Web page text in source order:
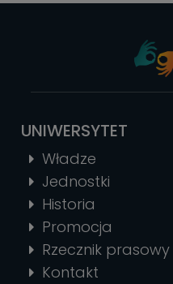
UNIWERSYTET
Władze
Jednostki
Historia
Promocja
Rzecznik prasowy
Kontakt